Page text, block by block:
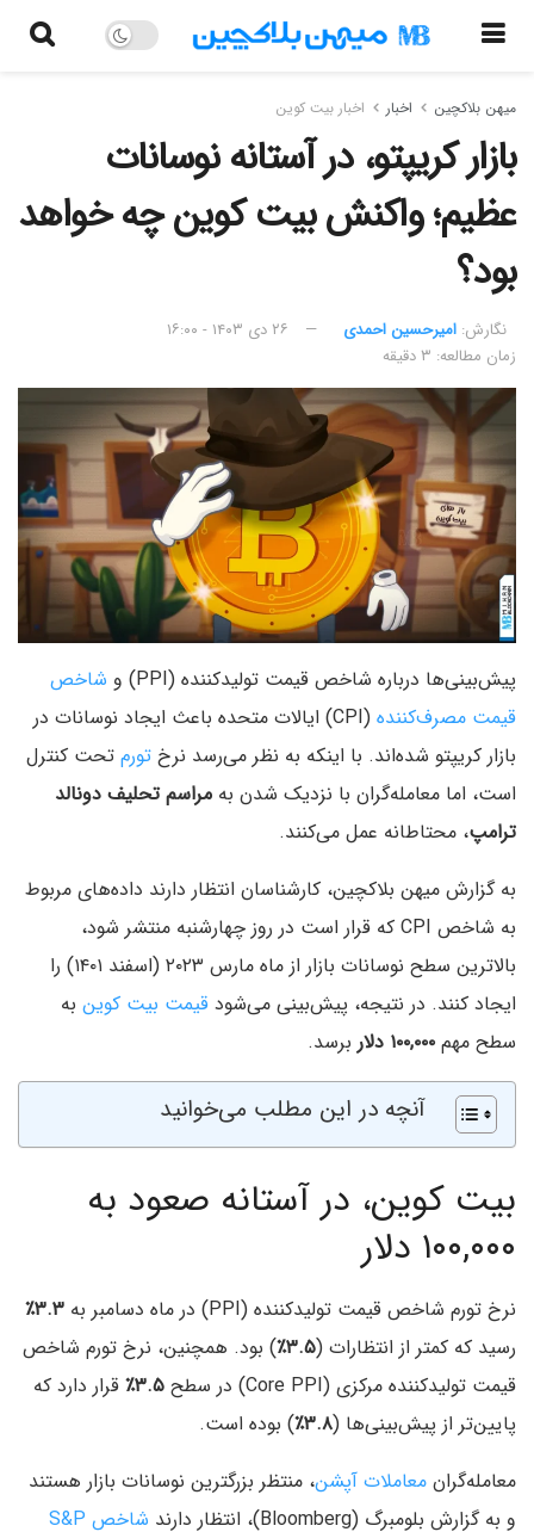
میهن بلاکچین اخبار اخبار بیت کوین
بازار کریپتو، در آستانه نوسانات
عظیم؛ واکنش بیت کوین چه خواهد
بود؟
نگارش:‌ امیرحسین احمدی
۲۶ دی ۱۴۰۳ - ۱۶:۰۰
زمان مطالعه: ۳ دقیقه
پیش‌بینی‌ها درباره شاخص قیمت تولیدکننده (PPI) و
شاخص
قیمت مصرف‌کننده
(CPI) ایالات متحده باعث ایجاد نوسانات در
بازار کریپتو شده‌اند. با اینکه به نظر می‌رسد نرخ تورم تحت کنترل
است، اما معامله‌گران با نزدیک شدن به مراسم تحلیف دونالد
ترامپ، محتاطانه عمل می‌کنند.
به گزارش میهن بلاکچین، کارشناسان انتظار دارند داده‌های مربوط
به شاخص CPI که قرار است در روز چهارشنبه منتشر شود،
بالاترین سطح نوسانات بازار از ماه مارس ۲۰۲۳ (اسفند ۱۴۰۱) را
ایجاد کنند. در نتیجه، پیش‌بینی می‌‌شود قیمت بیت‌ کوین به
سطح مهم ۱۰۰,۰۰۰ دلار برسد.
آنچه در این مطلب می‌خوانید
بیت‌ کوین، در آستانه صعود به
۱۰۰,۰۰۰ دلار
نرخ تورم شاخص قیمت تولیدکننده (PPI) در ماه دسامبر به
۳.۳٪
رسید که کمتر از انتظارات (۳.۵٪ ) بود. همچنین، نرخ تورم شاخص
قیمت تولیدکننده مرکزی (Core PPI) در سطح
۳.۵٪ قرار دارد که
پایین‌تر از پیش‌بینی‌ها (۳.۸٪ ) بوده است.
معامله‌گران معاملات آپشن، منتظر بزرگترین نوسانات بازار هستند
و به گزارش بلومبرگ (Bloomberg)، انتظار دارند
شاخص S&P